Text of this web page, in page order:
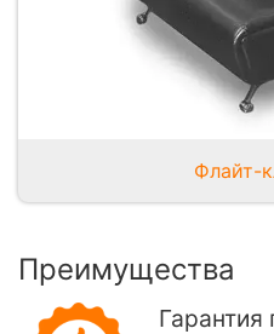
Флайт-
Преимущества
Гарантия